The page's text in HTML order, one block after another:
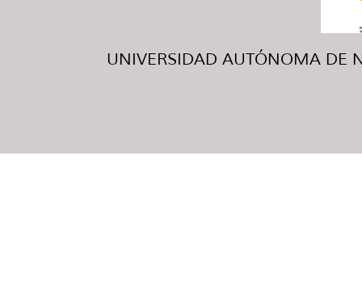
UNIVERSIDAD AUTÓNOMA DE